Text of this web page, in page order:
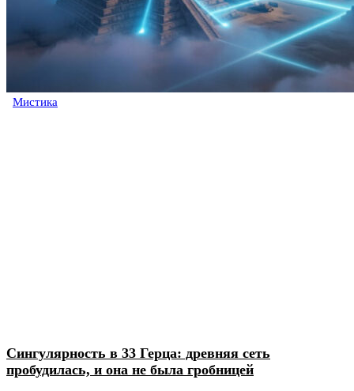
Мистика
Сингулярность в 33 Герца: древняя сеть
пробудилась, и она не была гробницей